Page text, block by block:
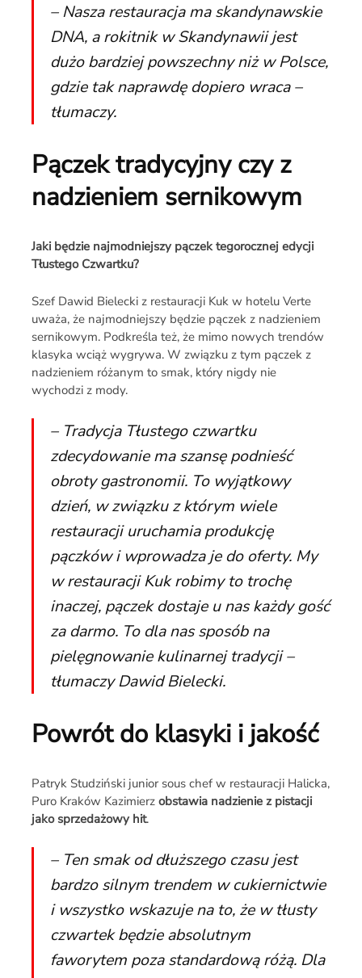
– Nasza restauracja ma skandynawskie
DNA, a rokitnik w Skandynawii jest
dużo bardziej powszechny niż w Polsce,
gdzie tak naprawdę dopiero wraca –
tłumaczy.
Pączek tradycyjny czy z
nadzieniem sernikowym
Jaki będzie najmodniejszy pączek tegorocznej edycji
Tłustego Czwartku?
Szef Dawid Bielecki z restauracji Kuk w hotelu Verte
uważa, że najmodniejszy będzie pączek z nadzieniem
sernikowym. Podkreśla też, że mimo nowych trendów
klasyka wciąż wygrywa. W związku z tym pączek z
nadzieniem różanym to smak, który nigdy nie
wychodzi z mody.
– Tradycja Tłustego czwartku
zdecydowanie ma szansę podnieść
obroty gastronomii. To wyjątkowy
dzień, w związku z którym wiele
restauracji uruchamia produkcję
pączków i wprowadza je do oferty. My
w restauracji Kuk robimy to trochę
inaczej, pączek dostaje u nas każdy gość
za darmo. To dla nas sposób na
pielęgnowanie kulinarnej tradycji –
tłumaczy Dawid Bielecki.
Powrót do klasyki i jakość
Patryk Studziński junior sous chef w restauracji Halicka,
Puro Kraków Kazimierzobstawia nadzienie z pistacji
jako sprzedażowy hit.
– Ten smak od dłuższego czasu jest
bardzo silnym trendem w cukiernictwie
i wszystko wskazuje na to, że w tłusty
czwartek będzie absolutnym
faworytem poza standardową różą. Dla